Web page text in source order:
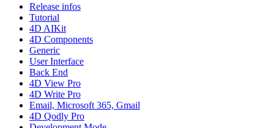
Release infos
Tutorial
4D AIKit
4D Components
Generic
User Interface
Back End
4D View Pro
4D Write Pro
Email, Microsoft 365, Gmail
4D Qodly Pro